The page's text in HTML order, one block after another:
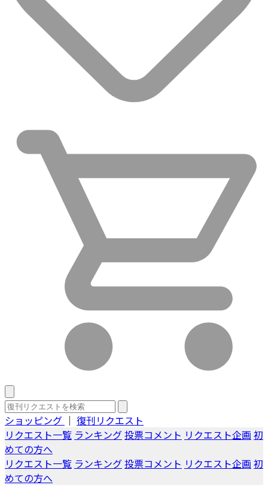
ショッピング ｜ 復刊リクエスト
リクエスト一覧 ランキング投票コメント リクエスト企画 初
めての方へ
リクエスト一覧 ランキング投票コメント リクエスト企画 初
めての方へ